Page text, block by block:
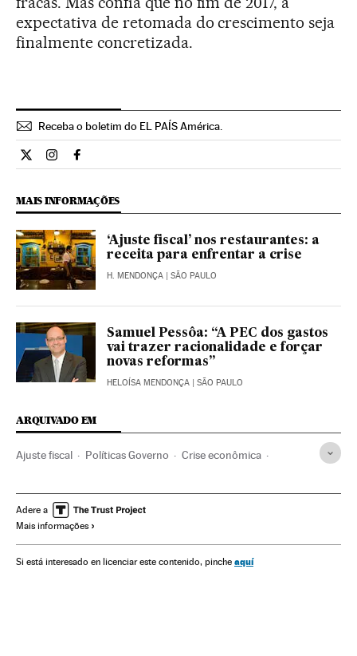
expectativa de retomada do crescimento seja
finalmente concretizada.
Receba o boletim do EL PAÍS América.
Economia El País Brasil en Twitter
Economia El País Brasil en Instagram
Economia El País Brasil en Facebook
MAIS INFORMAÇÕES
‘Ajuste fiscal’ nos restaurantes: a
receita para enfrentar a crise
H. MENDONÇA | SÃO PAULO
Samuel Pessôa: “A PEC dos gastos
vai trazer racionalidade e forçar
novas reformas”
HELOÍSA MENDONÇA | SÃO PAULO
ARQUIVADO EM
Ajuste fiscal Políticas Governo Crise econômica
Recessão econômica Governo Brasil
Conjuntura econômica
Despesa pública Brasil Governo Finanças públicas
Adere a
Mais informações
Si está interesado en licenciar este contenido, pinche aquí